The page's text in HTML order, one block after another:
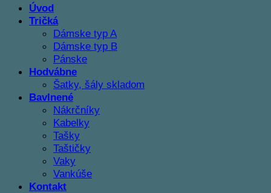
Úvod
Tričká
Dámske typ A
Dámske typ B
Pánske
Hodvábne
Šatky, šály skladom
Bavlnené
Nákrčníky
Kabelky
Tašky
Taštičky
Vaky
Vankúše
Kontakt